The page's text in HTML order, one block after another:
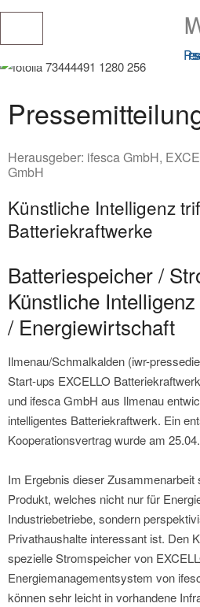
Herausgeber: ifesca GmbH,
GmbH
Künstliche Intelligenz
Batteriekraftwerke
Batteriespeicher /
Künstliche
/ Energiewirtschaft
Ilmenau/Schmalkalden (iwr-
Start-ups EXCELLO
und ifesca GmbH aus Ilmenau
intelligentes Batteriekraftwerk. Ein
Kooperationsvertrag wurde am
Im Ergebnis dieser Zusammenarbeit
Produkt, welches nicht nur für
Industriebetriebe, sondern
Privathaushalte interessant ist. Den
spezielle Stromspeicher von
Energiemanagementsystem von
können sehr leicht in vorhandene